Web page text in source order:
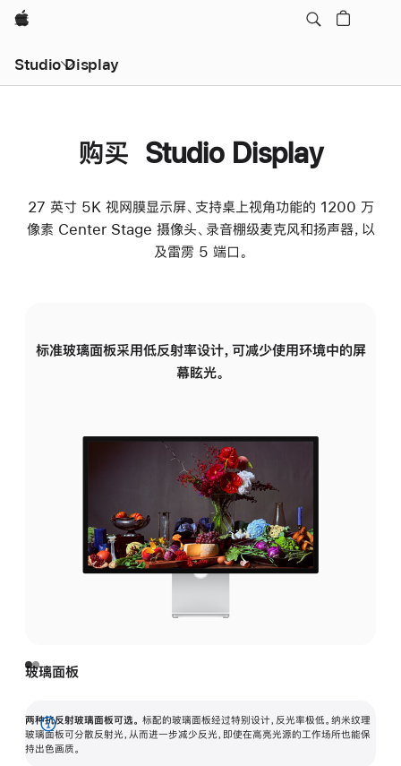
Apple
Studio Display
购买 Studio Display
27 英寸 5K 视网膜显示屏、支持桌上视角功能的 1200 万
像素 Center Stage 摄像头、录音棚级麦克风和扬声器，以
及雷雳 5 端口。
标准玻璃面板采用低反射率设计，可减少使用环境中的屏
幕眩光。
玻璃面板
两种抗反射玻璃面板可选。 标配的玻璃面板经过特别设计，反光率极低。纳米纹理
玻璃面板可分散反射光，从而进一步减少反光，即使在高亮光源的工作场所也能保
持出色画质。
展
开